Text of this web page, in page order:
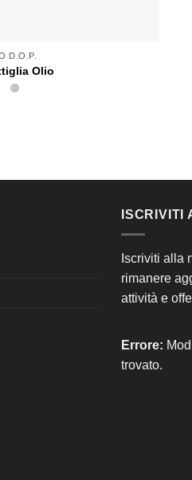
D.O.P.
Olio
ISCRIVITI
Iscriviti alla
rimanere
attività e
Errore:
trovato.